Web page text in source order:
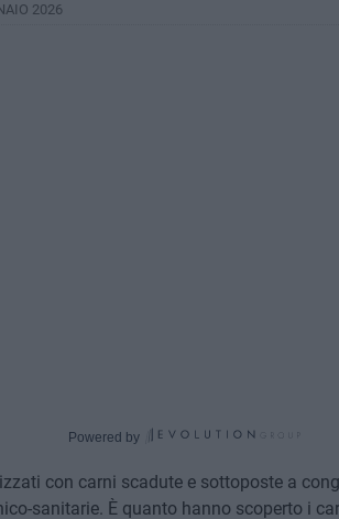
2026
Powered by
con carni scadute e sottoposte a
sanitarie. È quanto hanno scoperto i